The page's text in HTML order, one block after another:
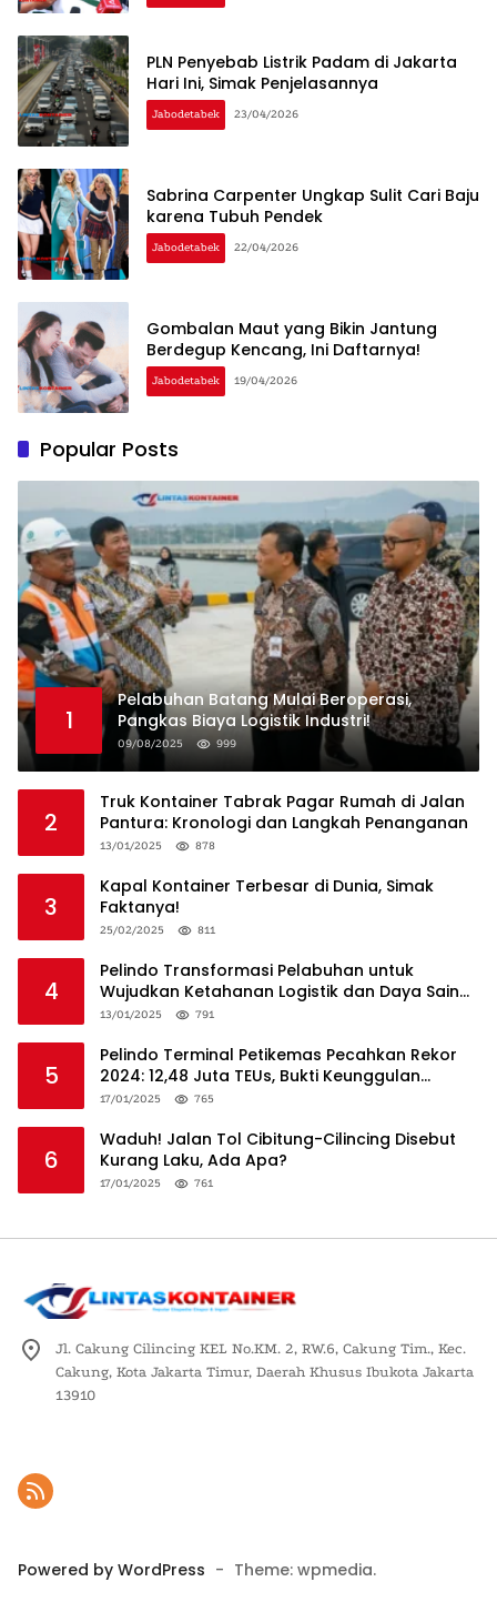
PLN Penyebab Listrik Padam di Jakarta
Hari Ini, Simak Penjelasannya
Jabodetabek 23/04/2026
Sabrina Carpenter Ungkap Sulit Cari Baju
karena Tubuh Pendek
Jabodetabek 22/04/2026
Gombalan Maut yang Bikin Jantung
Berdegup Kencang, Ini Daftarnya!
Jabodetabek 19/04/2026
Popular Posts
1
Pelabuhan Batang Mulai Beroperasi,
Pangkas Biaya Logistik Industri!
09/08/2025 999
2
Truk Kontainer Tabrak Pagar Rumah di Jalan
Pantura: Kronologi dan Langkah Penanganan
13/01/2025 878
3
Kapal Kontainer Terbesar di Dunia, Simak
Faktanya!
25/02/2025 811
4
Pelindo Transformasi Pelabuhan untuk
Wujudkan Ketahanan Logistik dan Daya Saing
Global
13/01/2025 791
5
Pelindo Terminal Petikemas Pecahkan Rekor
2024: 12,48 Juta TEUs, Bukti Keunggulan
Logistik Nasional
17/01/2025 765
6
Waduh! Jalan Tol Cibitung-Cilincing Disebut
Kurang Laku, Ada Apa?
17/01/2025 761
Jl. Cakung Cilincing KEL No.KM. 2, RW.6, Cakung Tim., Kec.
Cakung, Kota Jakarta Timur, Daerah Khusus Ibukota Jakarta
13910
Powered by WordPress - Theme: wpmedia.